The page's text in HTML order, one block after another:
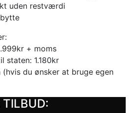
uden restværdi
+ moms
staten: 1.180kr
du ønsker at bruge egen
TILBUD: